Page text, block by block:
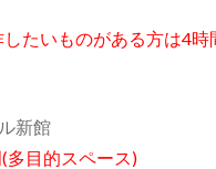
たいものがある方は4時
新館
多目的スペース)